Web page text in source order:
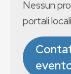
Nessun
portali